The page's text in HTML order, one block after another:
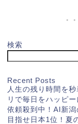
検索
Recent Posts
人生の残り時間を
リで毎日をハッピー
依頼殺到中！AI新
目指せ日本1位！夏